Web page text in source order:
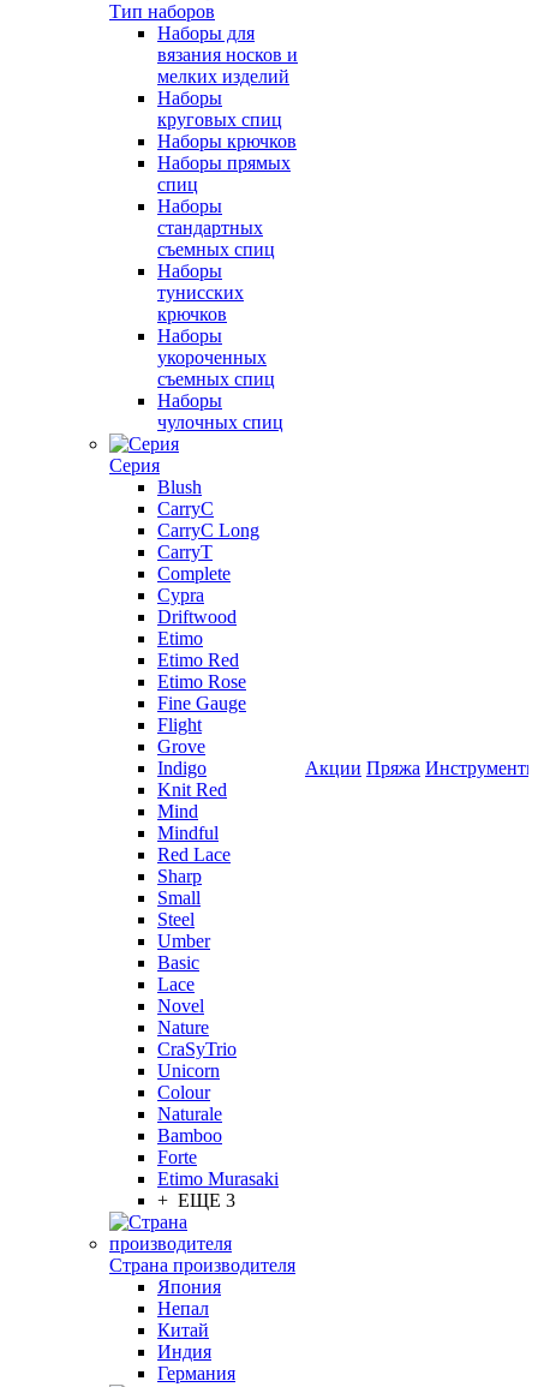
Тип наборов
Наборы для
вязания носков и
мелких изделий
Наборы
круговых спиц
Наборы крючков
Наборы прямых
спиц
Наборы
стандартных
съемных спиц
Наборы
тунисских
крючков
Наборы
укороченных
съемных спиц
Наборы
чулочных спиц
Серия
Blush
CarryC
CarryC Long
CarryT
Complete
Cypra
Driftwood
Etimo
Etimo Red
Etimo Rose
Fine Gauge
Flight
Grove
Indigo
Knit Red
Mind
Mindful
Red Lace
Sharp
Small
Steel
Umber
Basic
Lace
Novel
Nature
CraSyTrio
Unicorn
Colour
Naturale
Bamboo
Forte
Etimo Murasaki
+ ЕЩЕ 3
Страна производителя
Япония
Непал
Китай
Индия
Германия
Акции Пряжа Инструменты